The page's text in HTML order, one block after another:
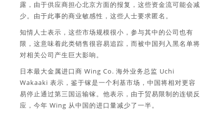
露，由于供应商担心北京方面的报复，这些资金流可能会减
少。由于此事的商业敏感性，这些人士要求匿名。
知情人士表示，这些市场规模很小，参与其中的公司也有
限，这意味着此类销售很容易追踪，而被中国列入黑名单将
对相关公司产生巨大影响。
日本最大金属进口商 Wing Co. 海外业务总监 Uchi
Wakaaki 表示，鉴于镓是一个利基市场，中国将相对更容
易停止通过第三国运输镓。他表示，由于贸易限制的连锁反
应，今年 Wing 从中国的进口量减少了一半。